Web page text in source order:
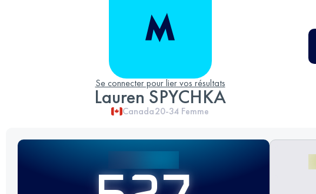
Se connecter pour lier vos résultats
Lauren SPYCHKA
Canada20-34 Femme